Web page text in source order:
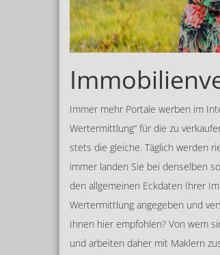
Immer mehr Portale werben im
Wertermittlung“ für die zu
stets die gleiche. Täglich werden
immer landen Sie bei denselben
den allgemeinen Eckdaten Ihrer
Wertermittlung angegeben und
Ihnen hier empfohlen? Von wem
und arbeiten daher mit Maklern